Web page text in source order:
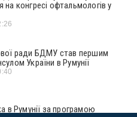
конгресі офтальмологів у
ради БДМУ став першим
України в Румунії
в Румунії за програмою